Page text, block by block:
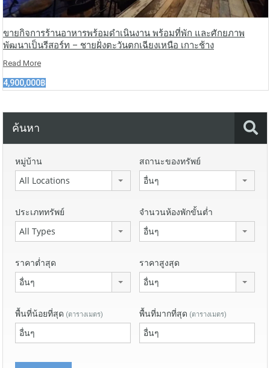
ขายกิจการร้านอาหารพร้อมดำเนินงาน พร้อมที่พัก และศักยภาพ
พัฒนาเป็นรีสอร์ท – ชายฝั่งตะวันตกเฉียงเหนือ เกาะช้าง
Read More
4,900,000฿
ค้นหา
หมู่บ้าน
All Locations
สถานะของทรัพย์
อื่นๆ
ประเภททรัพย์
All Types
จำนวนห้องพักขั้นต่ำ
อื่นๆ
ราคาต่ำสุด
อื่นๆ
ราคาสูงสุด
อื่นๆ
พื้นที่น้อยที่สุด (ตารางเมตร) พื้นที่มากที่สุด (ตารางเมตร)